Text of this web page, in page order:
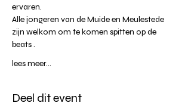
ervaren.
Alle jongeren van de Muide en Meulestede
zijn welkom om te komen spitten op de
beats .
lees meer...
Deel dit event